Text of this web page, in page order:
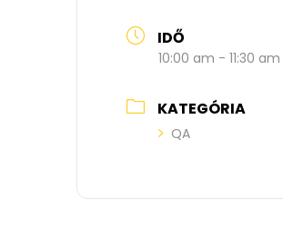
IDŐ
10:00 am - 11:30 am
KATEGÓRIA
QA